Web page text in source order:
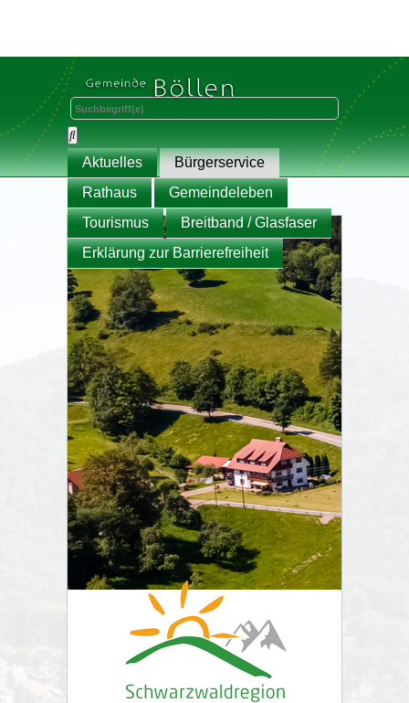
Aktuelles
Bürgerservice
Rathaus
Gemeindeleben
Tourismus
Breitband / Glasfaser
Erklärung zur Barrierefreiheit